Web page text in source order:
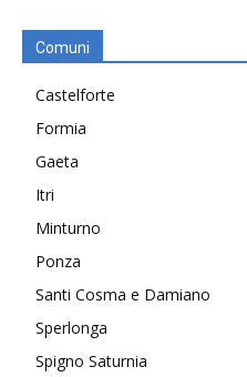
Comuni
Castelforte
Formia
Gaeta
Itri
Minturno
Ponza
Santi Cosma e Damiano
Sperlonga
Spigno Saturnia